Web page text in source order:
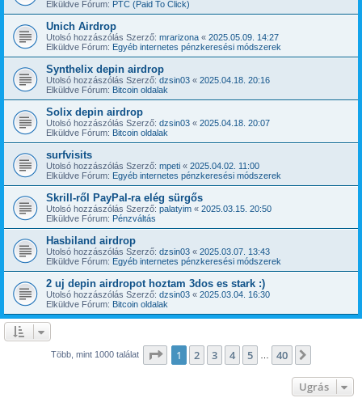
Elküldve Fórum: PTC (Paid To Click)
Unich Airdrop
Utolsó hozzászólás Szerző: mrarizona « 2025.05.09. 14:27
Elküldve Fórum: Egyéb internetes pénzkeresési módszerek
Synthelix depin airdrop
Utolsó hozzászólás Szerző: dzsin03 « 2025.04.18. 20:16
Elküldve Fórum: Bitcoin oldalak
Solix depin airdrop
Utolsó hozzászólás Szerző: dzsin03 « 2025.04.18. 20:07
Elküldve Fórum: Bitcoin oldalak
surfvisits
Utolsó hozzászólás Szerző: mpeti « 2025.04.02. 11:00
Elküldve Fórum: Egyéb internetes pénzkeresési módszerek
Skrill-ről PayPal-ra elég sürgős
Utolsó hozzászólás Szerző: palatyim « 2025.03.15. 20:50
Elküldve Fórum: Pénzváltás
Hasbiland airdrop
Utolsó hozzászólás Szerző: dzsin03 « 2025.03.07. 13:43
Elküldve Fórum: Egyéb internetes pénzkeresési módszerek
2 uj depin airdropot hoztam 3dos es stark :)
Utolsó hozzászólás Szerző: dzsin03 « 2025.03.04. 16:30
Elküldve Fórum: Bitcoin oldalak
Több, mint 1000 találat Oldal:1 40
1 2 3 4 5 40
Ugrás